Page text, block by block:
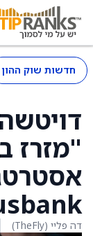
חדשות שוק ההון
"מזרז
דה פליי (TheFly)